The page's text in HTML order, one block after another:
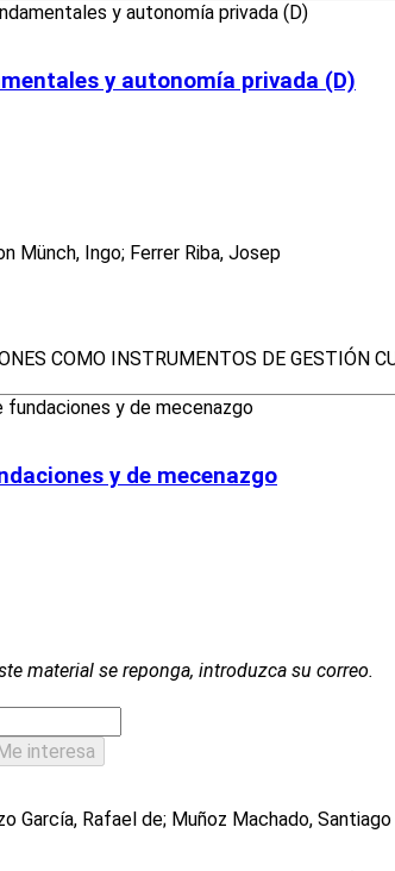
y autonomía privada (D)
Münch, Ingo; Ferrer Riba, Josep
COMO INSTRUMENTOS DE GESTIÓN
y de mecenazgo
material se reponga, introduzca su correo.
García, Rafael de; Muñoz Machado, Santiago